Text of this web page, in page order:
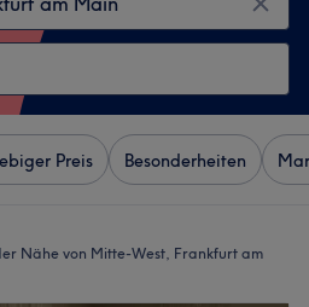
Preis Besonderheiten
Nähe von Mitte-West, Frankfurt am